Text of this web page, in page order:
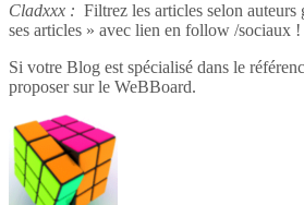
Cladxxx : Filtrez les articles selon
ses articles » avec lien en follow /sociaux !
Si votre Blog est spécialisé dans le
proposer sur le WeBBoard.